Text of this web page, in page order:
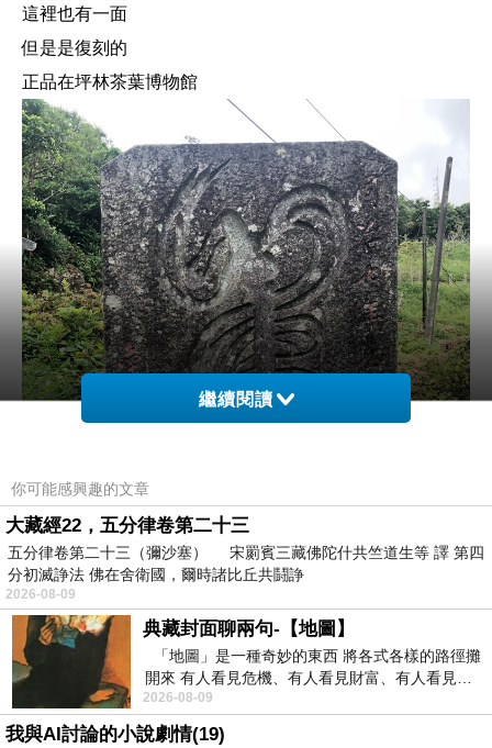
這裡也有一面
但是是復刻的
正品在坪林茶葉博物館
虎字碑的地點都在風力兇猛的隘口
繼續閱讀
你可能感興趣的文章
大藏經22，五分律卷第二十三
五分律卷第二十三（彌沙塞） 宋罽賓三藏佛陀什共竺道生等 譯 第四
分初滅諍法 佛在舍衛國，爾時諸比丘共鬪諍
2026-08-09
典藏封面聊兩句-【地圖】
「地圖」是一種奇妙的東西 將各式各樣的路徑攤
開來 有人看見危機、有人看見財富、有人看見…
從中可以發掘出不同的
2026-08-09
我與AI討論的小說劇情(19)